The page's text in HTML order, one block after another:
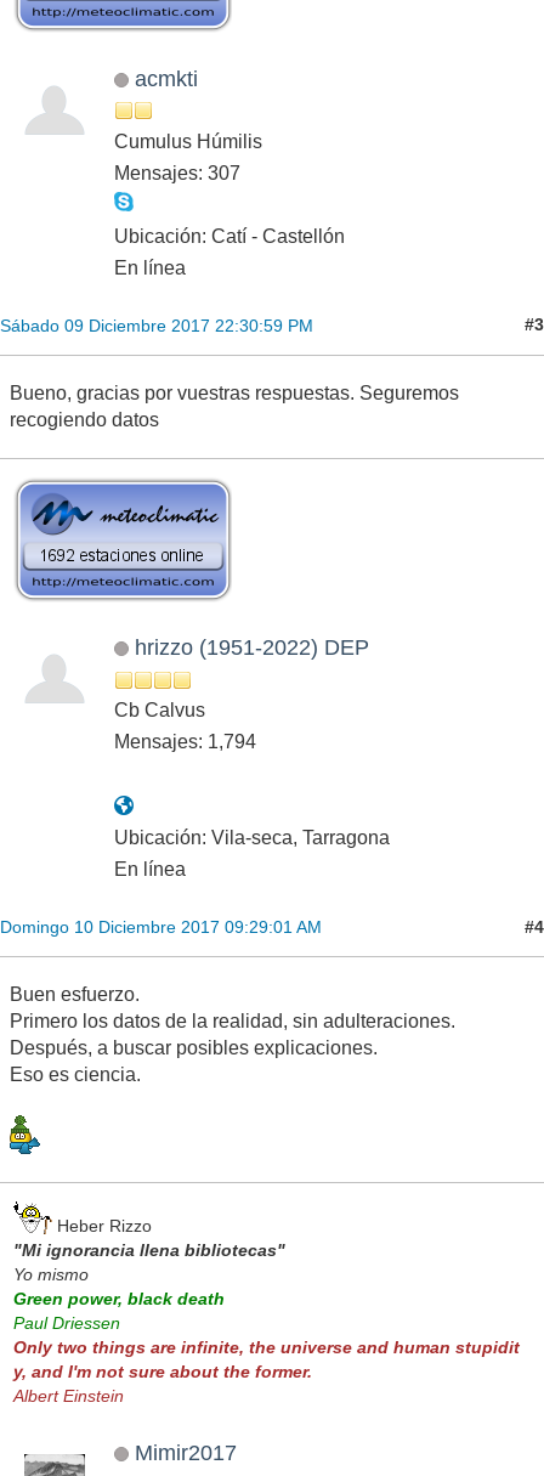
acmkti
Cumulus Húmilis
Mensajes: 307
Ubicación: Catí - Castellón
En línea
Sábado 09 Diciembre 2017 22:30:59 PM #3
Bueno, gracias por vuestras respuestas. Seguremos
recogiendo datos
hrizzo (1951-2022) DEP
Cb Calvus
Mensajes: 1,794
Ubicación: Vila-seca, Tarragona
En línea
Domingo 10 Diciembre 2017 09:29:01 AM #4
Buen esfuerzo.
Primero los datos de la realidad, sin adulteraciones.
Después, a buscar posibles explicaciones.
Eso es ciencia.
Heber Rizzo
"Mi ignorancia llena bibliotecas"
Yo mismo
Green power, black death
Paul Driessen
Only two things are infinite, the universe and human stupidit
y, and I'm not sure about the former.
Albert Einstein
Mimir2017